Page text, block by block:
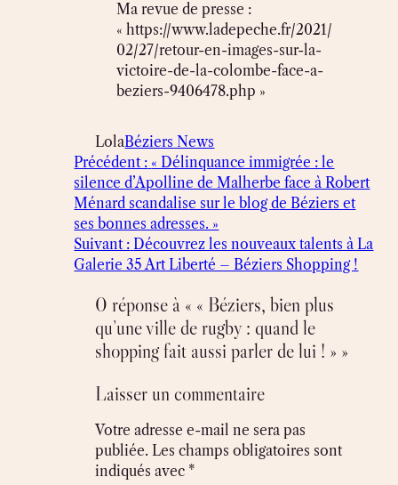
Ma revue de presse :
« https://www.ladepeche.fr/2021/
02/27/retour-en-images-sur-la-
victoire-de-la-colombe-face-a-
beziers-9406478.php »
LolaBéziers News
Précédent : « Délinquance immigrée : le
silence d’Apolline de Malherbe face à Robert
Ménard scandalise sur le blog de Béziers et
ses bonnes adresses. »
Suivant : Découvrez les nouveaux talents à La
Galerie 35 Art Liberté – Béziers Shopping !
0 réponse à « « Béziers, bien plus
qu’une ville de rugby : quand le
shopping fait aussi parler de lui ! » »
Laisser un commentaire
Votre adresse e-mail ne sera pas
publiée. Les champs obligatoires sont
indiqués avec *